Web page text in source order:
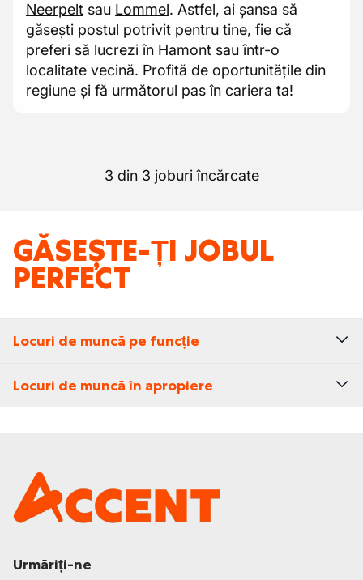
Neerpelt sau Lommel. Astfel, ai șansa să
găsești postul potrivit pentru tine, fie că
preferi să lucrezi în Hamont sau într-o
localitate vecină. Profită de oportunitățile din
regiune și fă următorul pas în cariera ta!
3 din 3 joburi încărcate
GĂSEȘTE-ȚI JOBUL
PERFECT
Locuri de muncă pe funcție
Locuri de muncă în apropiere
Urmăriți-ne